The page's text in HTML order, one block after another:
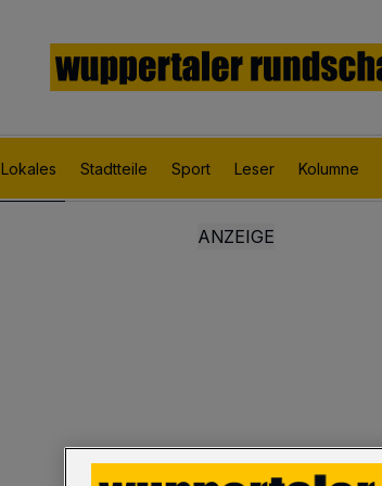
Lokales Stadtteile Sport Leser Kolumne